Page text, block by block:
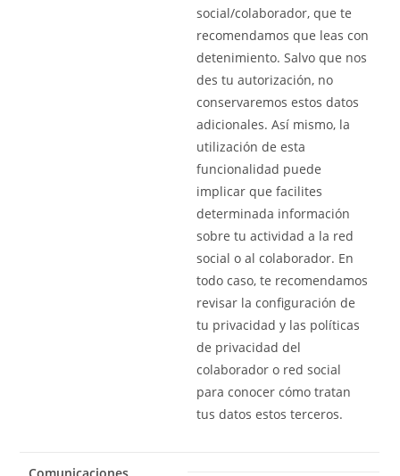
social/colaborador, que te
recomendamos que leas con
detenimiento. Salvo que nos
des tu autorización, no
conservaremos estos datos
adicionales. Así mismo, la
utilización de esta
funcionalidad puede
implicar que facilites
determinada información
sobre tu actividad a la red
social o al colaborador. En
todo caso, te recomendamos
revisar la configuración de
tu privacidad y las políticas
de privacidad del
colaborador o red social
para conocer cómo tratan
tus datos estos terceros.